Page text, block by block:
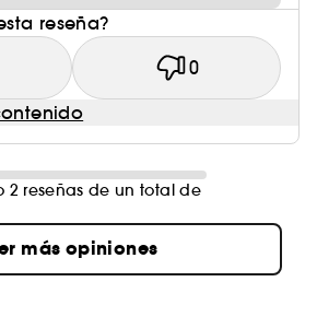
reseña?
0
2 reseñas de un total de
más opiniones